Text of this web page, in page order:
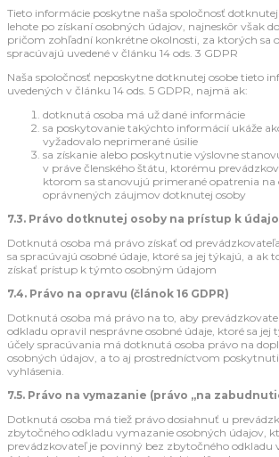
Tieto informácie poskytne naša spoločnosť
lehote po získaní osobných údajov, najneskôr však
pričom zohľadní konkrétne okolnosti, za ktorých sa
spracúvajú uvedené v článku 14 ods. 3 GDPR
Naša spoločnosť neposkytne dotknutej osobe tieto
uvedených v článku 14 ods. 5 GDPR, najmä ak:
dotknutá osoba má už dané informácie
sa poskytovanie takýchto informácií ukáže
vyžadovalo neprimerané úsilie
sa získanie alebo poskytnutie výslovne
v práve členského štátu, ktorému
ktorom sa stanovujú primerané opatrenia na
oprávnených záujmov dotknutej osoby
7.3. Právo dotknutej osoby na prístup k
Dotknutá osoba má právo získať od
sa spracúvajú osobné údaje, ktoré sa jej týkajú, a ak
získať prístup k týmto osobným údajom
7.4. Právo na opravu (článok 16 GDPR)
Dotknutá osoba má právo na to, aby
odkladu opravil nesprávne osobné údaje, ktoré sa jej
účely spracúvania má dotknutá osoba právo na
osobných údajov, a to aj prostredníctvom
vyhlásenia.
7.5. Právo na vymazanie (právo „na
Dotknutá osoba má tiež právo dosiahnuť u
zbytočného odkladu vymazanie osobných údajov,
prevádzkovateľ je povinný bez zbytočného odkladu